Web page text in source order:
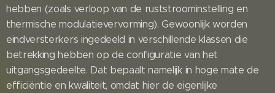
hebben (zoals verloop van de ruststroominstelling en
thermische modulatievervorming). Gewoonlijk worden
eindversterkers ingedeeld in verschillende klassen die
betrekking hebben op de configuratie van het
uitgangsgedeelte. Dat bepaalt namelijk in hoge mate de
efficiëntie en kwaliteit, omdat hier de eigenlijke